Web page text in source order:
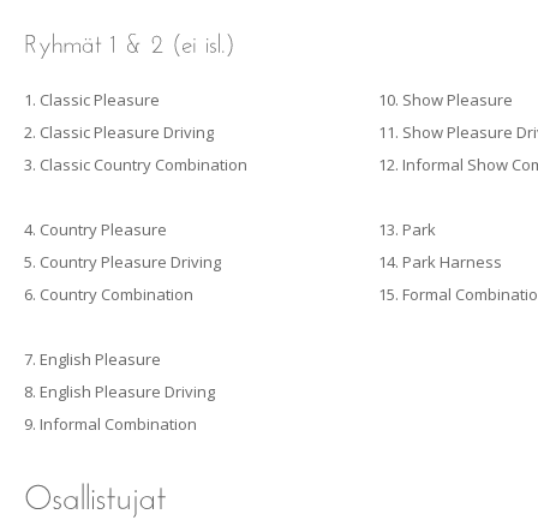
1. Classic Pleasure
2. Classic Pleasure Driving
3. Classic Country Combination
4. Country Pleasure
5. Country Pleasure Driving
6. Country Combination
7. English Pleasure
8. English Pleasure Driving
9. Informal Combination
10. Show Pleasure
11. Show Pleasure
12. Informal Show
13. Park
14. Park Harness
15. Formal